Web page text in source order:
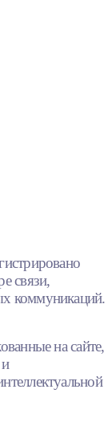
связи,
коммуникаций.
на сайте,